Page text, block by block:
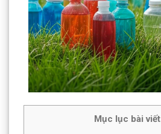
Mục lục bài viết